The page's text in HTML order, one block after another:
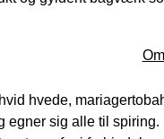
hvede,
egner sig alle til